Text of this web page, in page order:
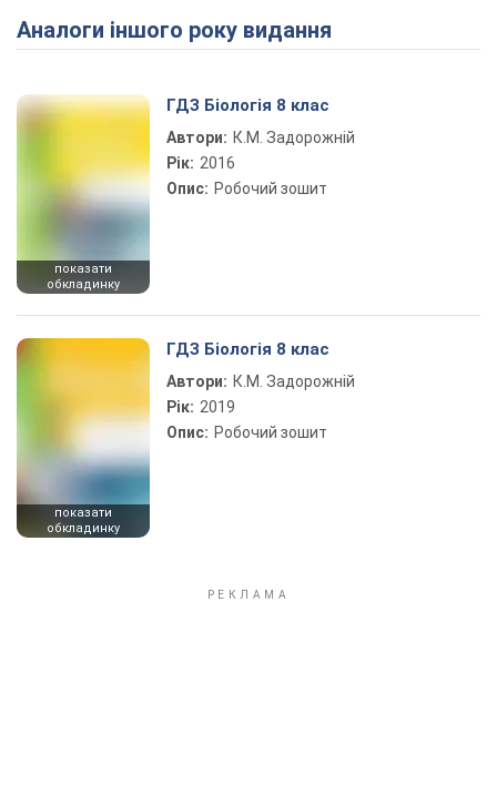
Play Video
Аналоги іншого року видання
показати
обкладинку
ГДЗ Біологія 8 клас
Автори: К.М. Задорожній
Рік: 2016
Опис: Робочий зошит
показати
обкладинку
ГДЗ Біологія 8 клас
Автори: К.М. Задорожній
Рік: 2019
Опис: Робочий зошит